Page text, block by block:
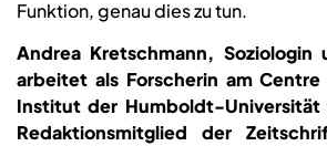
Funktion, genau dies zu tun.
Andrea Kretschmann, Soziologin
arbeitet als Forscherin am
Institut der Humboldt-Universität
Redaktionsmitglied der